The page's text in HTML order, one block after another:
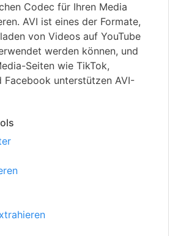
Codec für Ihren Media
AVI ist eines der Formate,
von Videos auf YouTube
werden können, und
Seiten wie TikTok,
Facebook unterstützen AVI-